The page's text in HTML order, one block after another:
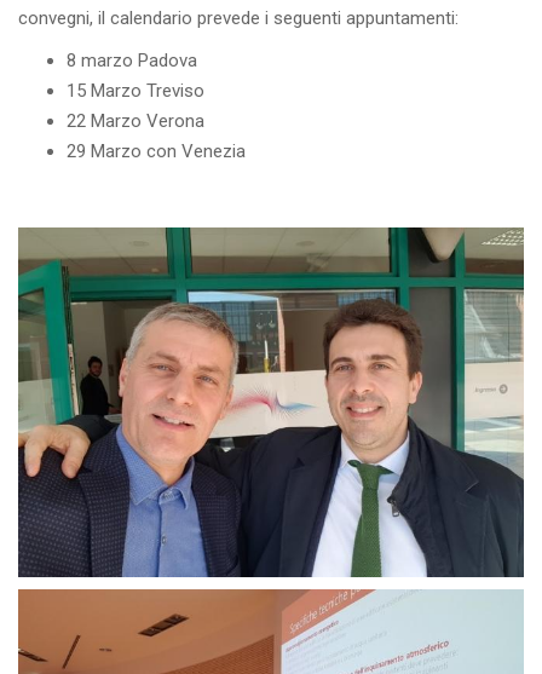
convegni, il calendario prevede i seguenti appuntamenti:
8 marzo Padova
15 Marzo Treviso
22 Marzo Verona
29 Marzo con Venezia